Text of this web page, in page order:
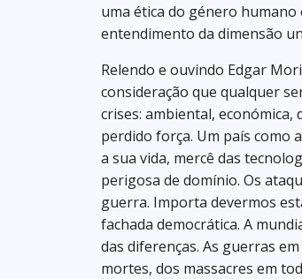
uma ética do género humano
entendimento da dimensão
Relendo e ouvindo Edgar
consideração que qualquer
crises: ambiental, económica,
perdido força. Um país como
a sua vida, mercê das
perigosa de domínio. Os
guerra. Importa devermos
fachada democrática. A
das diferenças. As guerras
mortes, dos massacres em